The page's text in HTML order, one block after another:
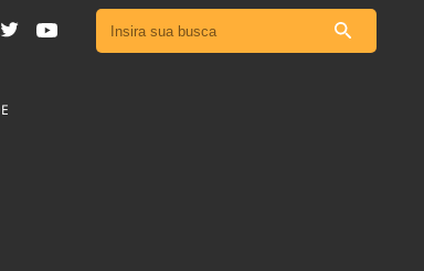
Ver todas as notícias